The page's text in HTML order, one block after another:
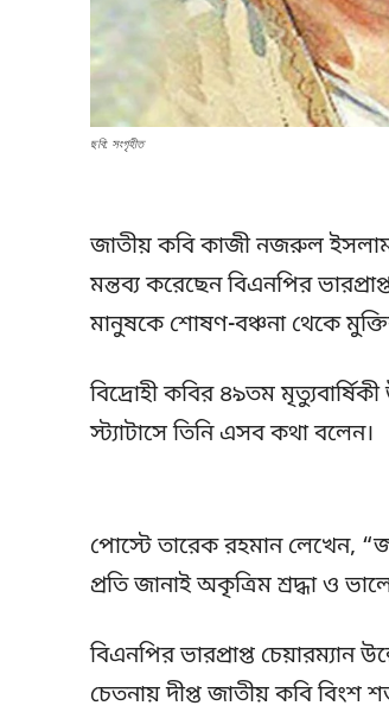
ছবি: সংগৃহীত
জাতীয় কবি কাজী নজরুল ইসলাম
মন্তব্য করেছেন বিএনপির
মানুষকে শোষণ-বঞ্চনা থেকে
বিদ্রোহী কবির ৪৯তম
স্ট্যাটাসে তিনি এসব কথা বলেন।
পোস্টে তারেক রহমান লেখেন,
প্রতি জানাই অকৃত্রিম শ্রদ্ধা ও
বিএনপির ভারপ্রাপ্ত চেয়ারম্যান
চেতনায় দীপ্ত জাতীয় কবি বিংশ